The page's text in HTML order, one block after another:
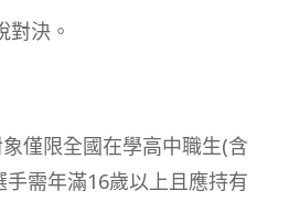
對決。
僅限全國在學高中職生(含
手需年滿16歲以上且應持有